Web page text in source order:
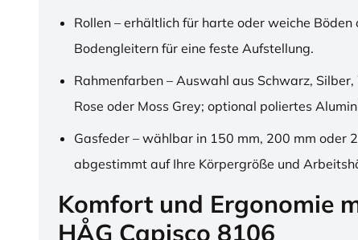
Rollen – erhältlich für harte oder weiche Böden
Bodengleitern für eine feste Aufstellung.
Rahmenfarben – Auswahl aus Schwarz,
Rose oder Moss Grey; optional poliertes
Gasfeder – wählbar in 150 mm, 200 mm oder
abgestimmt auf Ihre Körpergröße und
Komfort und Ergonomie
HÅG Capisco 8106